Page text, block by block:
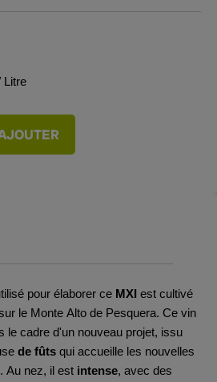
Litre
pour élaborer ce MXI est cultivé
le Monte Alto de Pesquera. Ce vin
le cadre d'un nouveau projet, issu
de fûts qui accueille les nouvelles
Au nez, il est intense, avec des